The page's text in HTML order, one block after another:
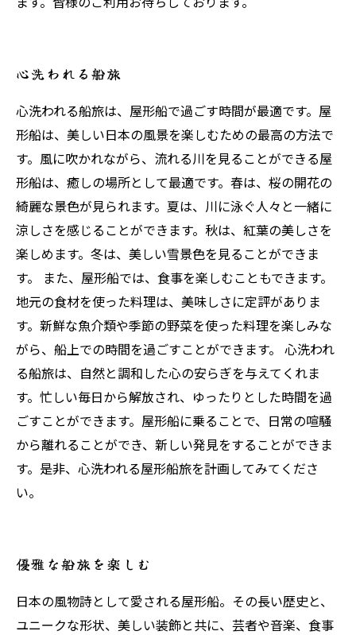
心洗われる船旅
心洗われる船旅は、屋形船で過ごす時間が最適です。屋
形船は、美しい日本の風景を楽しむための最高の方法で
す。風に吹かれながら、流れる川を見ることができる屋
形船は、癒しの場所として最適です。春は、桜の開花の
綺麗な景色が見られます。夏は、川に泳ぐ人々と一緒に
涼しさを感じることができます。秋は、紅葉の美しさを
楽しめます。冬は、美しい雪景色を見ることができま
す。 また、屋形船では、食事を楽しむこともできます。
地元の食材を使った料理は、美味しさに定評がありま
す。新鮮な魚介類や季節の野菜を使った料理を楽しみな
がら、船上での時間を過ごすことができます。 心洗われ
る船旅は、自然と調和した心の安らぎを与えてくれま
す。忙しい毎日から解放され、ゆったりとした時間を過
ごすことができます。屋形船に乗ることで、日常の喧騒
から離れることができ、新しい発見をすることができま
す。是非、心洗われる屋形船旅を計画してみてくださ
い。
優雅な船旅を楽しむ
日本の風物詩として愛される屋形船。その長い歴史と、
ユニークな形状、美しい装飾と共に、芸者や音楽、食事